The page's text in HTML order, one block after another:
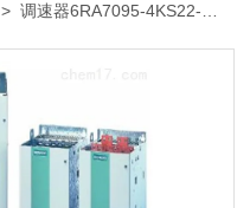
> 调速器6RA7095-4KS22-